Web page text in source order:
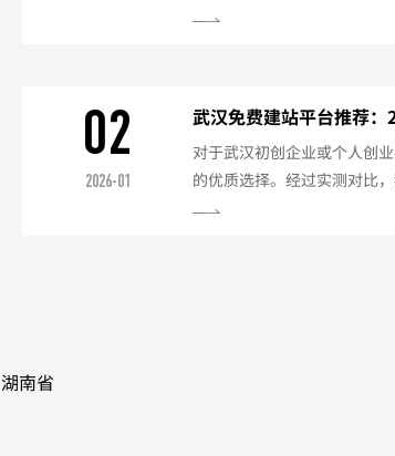
是2025年武汉地区两种建站
功能内置武汉服务器节点...
02
2026-01
武汉免费建站平台推荐
对于武汉初创企业或个人创
的优质选择。经过实测对比
的五大免费建站工具：一、
湖南省